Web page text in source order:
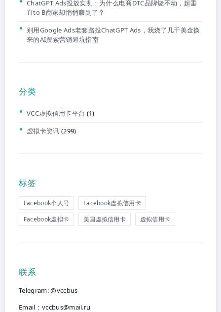
ChatGPT Ads投放实测：为什么电商DTC品牌烧不动，超垂
直to B商家却悄悄赚到了？
别用Google Ads老套路投ChatGPT Ads，我烧了几千美金换
来的AI搜索营销避坑指南
分类
VCC虚拟信用卡平台 (1)
虚拟卡资讯 (299)
标签
Facebook个人号
Facebook虚拟信用卡
Facebook虚拟卡
美国虚拟信用卡 虚拟信用卡
联系
Telegram: @vccbus
Email： vccbus@mail.ru